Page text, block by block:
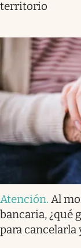
territorio
Atención. Al
bancaria, ¿qué
para cancelarla